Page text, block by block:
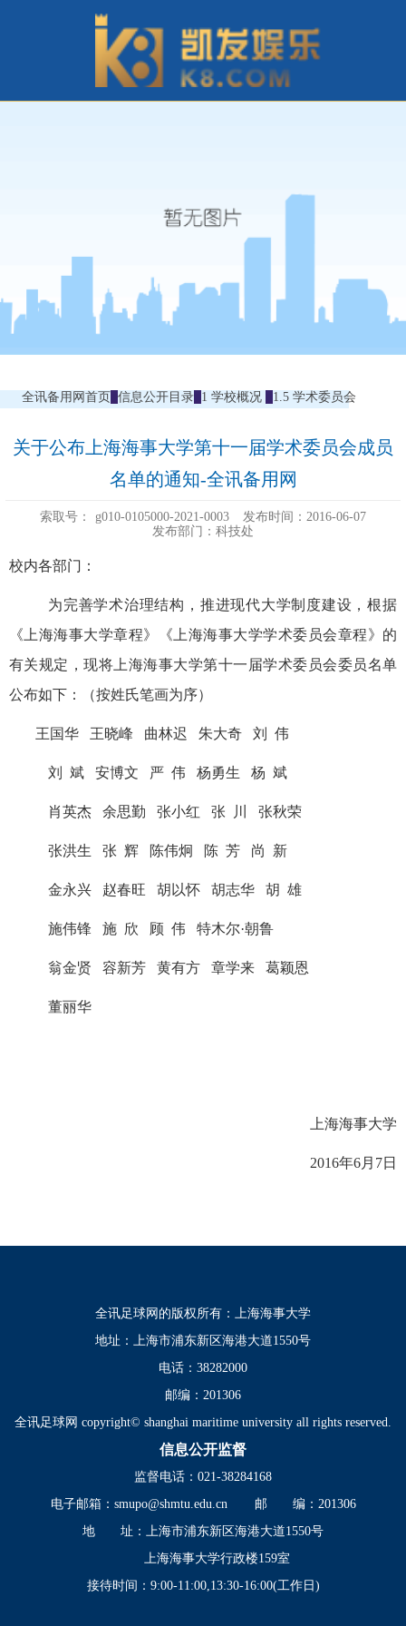
全讯备用网首页 信息公开目录 1 学校概况 1.5 学术委员会
关于公布上海海事大学第十一届学术委员会成员
名单的通知-全讯备用网
索取号： g010-0105000-2021-0003
发布时间：2016-06-07
发布部门：科技处
校内各部门：
为完善学术治理结构，推进现代大学制度建设，根据
《上海海事大学章程》《上海海事大学学术委员会章程》的
有关规定，现将上海海事大学第十一届学术委员会委员名单
公布如下：（按姓氏笔画为序）
王国华 王晓峰 曲林迟 朱大奇 刘 伟
刘 斌 安博文 严 伟 杨勇生 杨 斌
肖英杰 余思勤 张小红 张 川 张秋荣
张洪生 张 辉 陈伟炯 陈 芳 尚 新
金永兴 赵春旺 胡以怀 胡志华 胡 雄
施伟锋 施 欣 顾 伟 特木尔·朝鲁
翁金贤 容新芳 黄有方 章学来 葛颖恩
董丽华
上海海事大学
2016年6月7日
全讯足球网的版权所有：上海海事大学
地址：上海市浦东新区海港大道1550号
电话：38282000
邮编：201306
全讯足球网 copyright© shanghai maritime university all rights reserved.
信息公开监督
监督电话：021-38284168
电子邮箱： smupo@shmtu.edu.cn
邮 编：201306
地 址：上海市浦东新区海港大道1550号
上海海事大学行政楼159室
接待时间：9:00-11:00,13:30-16:00(工作日)